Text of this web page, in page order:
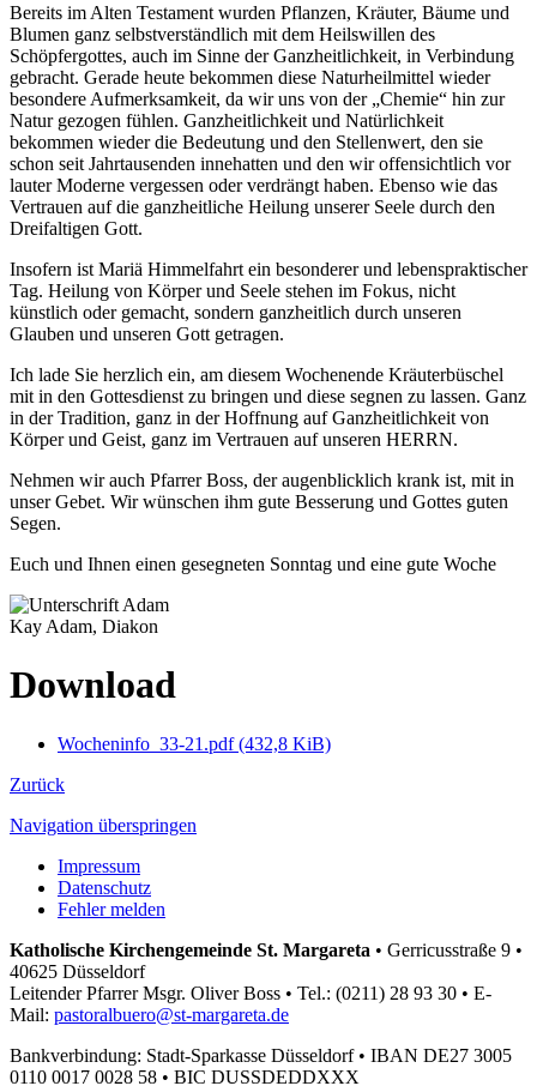
Bereits im Alten Testament wurden Pflanzen, Kräuter, Bäume und
Blumen ganz selbstverständlich mit dem Heilswillen des
Schöpfergottes, auch im Sinne der Ganzheitlichkeit, in Verbindung
gebracht. Gerade heute bekommen diese Naturheilmittel wieder
besondere Aufmerksamkeit, da wir uns von der „Chemie“ hin zur
Natur gezogen fühlen. Ganzheitlichkeit und Natürlichkeit
bekommen wieder die Bedeutung und den Stellenwert, den sie
schon seit Jahrtausenden innehatten und den wir offensichtlich vor
lauter Moderne vergessen oder verdrängt haben. Ebenso wie das
Vertrauen auf die ganzheitliche Heilung unserer Seele durch den
Dreifaltigen Gott.
Insofern ist Mariä Himmelfahrt ein besonderer und lebenspraktischer
Tag. Heilung von Körper und Seele stehen im Fokus, nicht
künstlich oder gemacht, sondern ganzheitlich durch unseren
Glauben und unseren Gott getragen.
Ich lade Sie herzlich ein, am diesem Wochenende Kräuterbüschel
mit in den Gottesdienst zu bringen und diese segnen zu lassen. Ganz
in der Tradition, ganz in der Hoffnung auf Ganzheitlichkeit von
Körper und Geist, ganz im Vertrauen auf unseren HERRN.
Nehmen wir auch Pfarrer Boss, der augenblicklich krank ist, mit in
unser Gebet. Wir wünschen ihm gute Besserung und Gottes guten
Segen.
Euch und Ihnen einen gesegneten Sonntag und eine gute Woche
Kay Adam, Diakon
Download
Wocheninfo_33-21.pdf(432,8 KiB)
Zurück
Navigation überspringen
Impressum
Datenschutz
Fehler melden
Katholische Kirchengemeinde St. Margareta • Gerricusstraße 9 •
40625 Düsseldorf
Leitender Pfarrer Msgr. Oliver Boss • Tel.: (0211) 28 93 30 • E-
Mail: pastoralbuero@st-margareta.de
Bankverbindung: Stadt-Sparkasse Düsseldorf • IBAN DE27 3005
0110 0017 0028 58 • BIC DUSSDEDDXXX